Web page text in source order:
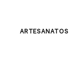
ARTESANATOS